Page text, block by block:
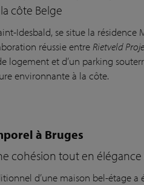
côte Belge
Idesbald, se situe la résidence
réussie entre Rietveld
logement et d’un parking
environnante à la côte.
à Bruges
cohésion tout en
d’une maison bel-étage a